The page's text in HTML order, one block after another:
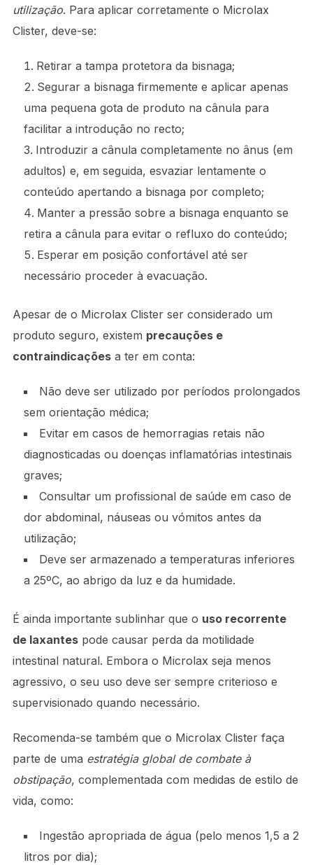
utilização. Para aplicar corretamente o Microlax
Clister, deve-se:
Retirar a tampa protetora da bisnaga;
Segurar a bisnaga firmemente e aplicar apenas
uma pequena gota de produto na cânula para
facilitar a introdução no recto;
Introduzir a cânula completamente no ânus (em
adultos) e, em seguida, esvaziar lentamente o
conteúdo apertando a bisnaga por completo;
Manter a pressão sobre a bisnaga enquanto se
retira a cânula para evitar o refluxo do conteúdo;
Esperar em posição confortável até ser
necessário proceder à evacuação.
Apesar de o Microlax Clister ser considerado um
produto seguro, existem precauções e
contraindicaçõesa ter em conta:
Não deve ser utilizado por períodos prolongados
sem orientação médica;
Evitar em casos de hemorragias retais não
diagnosticadas ou doenças inflamatórias intestinais
graves;
Consultar um profissional de saúde em caso de
dor abdominal, náuseas ou vómitos antes da
utilização;
Deve ser armazenado a temperaturas inferiores
a 25ºC, ao abrigo da luz e da humidade.
É ainda importante sublinhar que o uso recorrente
de laxantespode causar perda da motilidade
intestinal natural. Embora o Microlax seja menos
agressivo, o seu uso deve ser sempre criterioso e
supervisionado quando necessário.
Recomenda-se também que o Microlax Clister faça
parte de uma estratégia global de combate à
obstipação, complementada com medidas de estilo de
vida, como:
Ingestão apropriada de água (pelo menos 1,5 a 2
litros por dia);